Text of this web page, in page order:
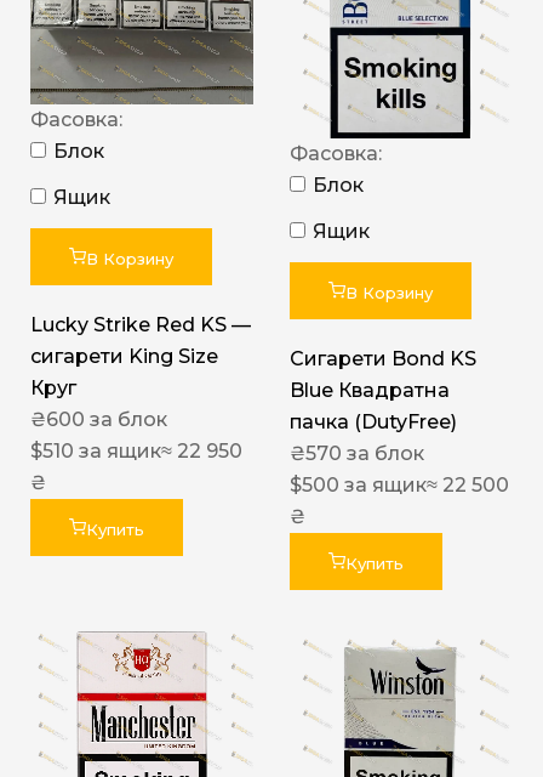
Фасовка:
Блок
Ящик
В Корзину
Lucky Strike Red KS —
сигарети King Size
Круг
₴600 за блок
$510 за ящик≈ 22 950
₴
Купить
Фасовка:
Блок
Ящик
В Корзину
Сигарети Bond KS
Blue Квадратна
пачка (DutyFree)
₴570 за блок
$500 за ящик≈ 22 500
₴
Купить